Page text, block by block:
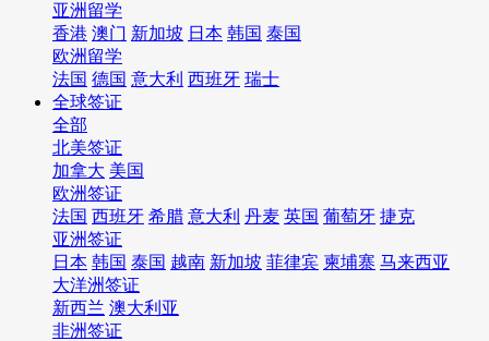
亚洲留学
香港 澳门 新加坡 日本 韩国 泰国
欧洲留学
法国 德国 意大利 西班牙 瑞士
全球签证
全部
北美签证
加拿大 美国
欧洲签证
法国 西班牙 希腊 意大利 丹麦 英国 葡萄牙 捷克
亚洲签证
日本 韩国 泰国 越南 新加坡 菲律宾 柬埔寨 马来西亚
大洋洲签证
新西兰 澳大利亚
非洲签证